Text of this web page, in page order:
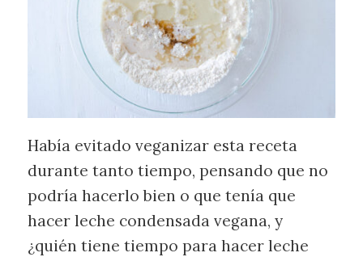
Había evitado veganizar esta receta
durante tanto tiempo, pensando que no
podría hacerlo bien o que tenía que
hacer leche condensada vegana, y
¿quién tiene tiempo para hacer leche